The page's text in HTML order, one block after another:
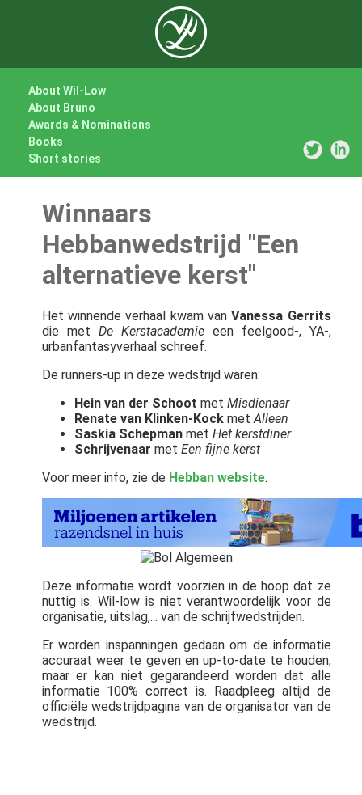
About Wil-Low
About Bruno
Awards & Nominations
Books
Short stories
Winnaars
Hebbanwedstrijd "Een
alternatieve kerst"
Het winnende verhaal kwam vanVanessa Gerrits
die met De Kerstacademieeen feelgood-, YA-,
urbanfantasyverhaal schreef.
De runners-up in deze wedstrijd waren:
Hein van der Schoot met Misdienaar
Renate van Klinken-KockmetAlleen
Saskia Schepmanmet Het kerstdiner
Schrijvenaar met Een fijne kerst
Voor meer info, zie de Hebban website.
Deze informatie wordt voorzien in de hoop dat ze
nuttig is. Wil-low is niet verantwoordelijk voor de
organisatie, uitslag,... van de schrijfwedstrijden.
Er worden inspanningen gedaan om de informatie
accuraat weer te geven en up-to-date te houden,
maar er kan niet gegarandeerd worden dat alle
informatie 100% correct is. Raadpleeg altijd de
officiële wedstrijdpagina van de organisator van de
wedstrijd.